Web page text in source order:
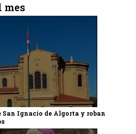
mes
Ignacio de Algorta y roban